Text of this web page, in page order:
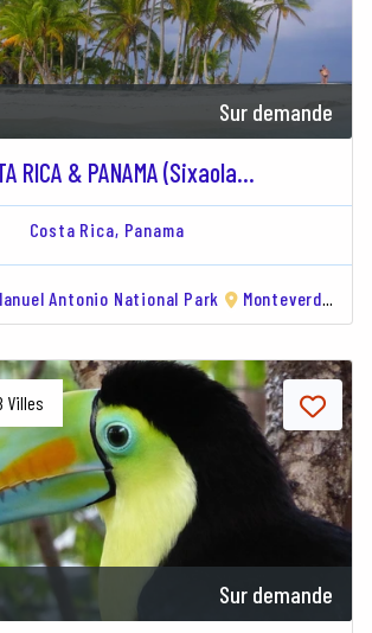
Sur demande
RICA & PANAMA (Sixaola...
Costa Rica, Panama
Antonio National Park Monteverde
Villes
Sur demande